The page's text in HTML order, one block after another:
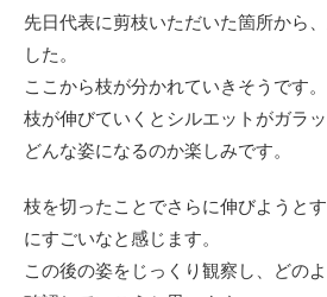
先日代表に剪枝いただいた箇所から
した。
ここから枝が分かれていきそうです。
枝が伸びていくとシルエットがガラ
どんな姿になるのか楽しみです。
枝を切ったことでさらに伸びようと
にすごいなと感じます。
この後の姿をじっくり観察し、どの